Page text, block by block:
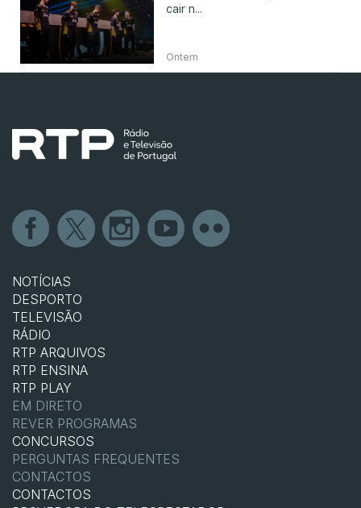
cair n...
Ontem
NOTÍCIAS
DESPORTO
TELEVISÃO
RÁDIO
RTP ARQUIVOS
RTP ENSINA
RTP PLAY
EM DIRETO
REVER PROGRAMAS
CONCURSOS
PERGUNTAS FREQUENTES
CONTACTOS
CONTACTOS